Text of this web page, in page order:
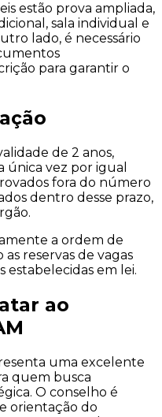
estão prova ampliada,
sala individual e
lado, é necessário
para garantir o
de 2 anos,
vez por igual
fora do número
dentro desse prazo,
a ordem de
reservas de vagas
estabelecidas em lei.
ao
uma excelente
quem busca
O conselho é
orientação do